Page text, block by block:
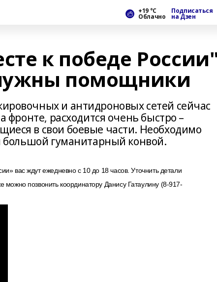
+19 °С
Облачно
Подписаться
на Дзен
к победе
помощники
и антидроновых сетей сейчас
фронте, расходится очень быстро –
в свои боевые части. Необходимо
большой гуманитарный конвой.
вас ждут ежедневно с 10 до 18 часов. Уточнить детали
позвонить координатору Данису Гатаулину (8-917-